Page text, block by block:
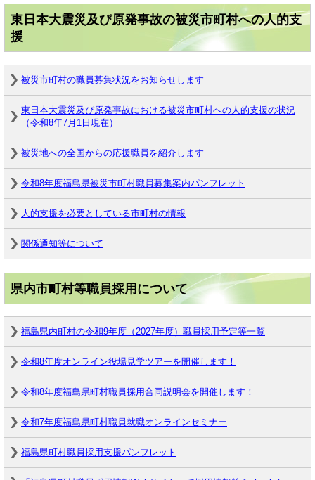
東日本大震災及び原発事故の被災市町村への人的支
援
被災市町村の職員募集状況をお知らせします
東日本大震災及び原発事故における被災市町村への人的支援の状況
（令和8年7月1日現在）
被災地への全国からの応援職員を紹介します
令和8年度福島県被災市町村職員募集案内パンフレット
人的支援を必要としている市町村の情報
関係通知等について
県内市町村等職員採用について
福島県内町村の令和9年度（2027年度）職員採用予定等一覧
令和8年度オンライン役場見学ツアーを開催します！
令和8年度福島県町村職員採用合同説明会を開催します！
令和7年度福島県町村職員就職オンラインセミナー
福島県町村職員採用支援パンフレット